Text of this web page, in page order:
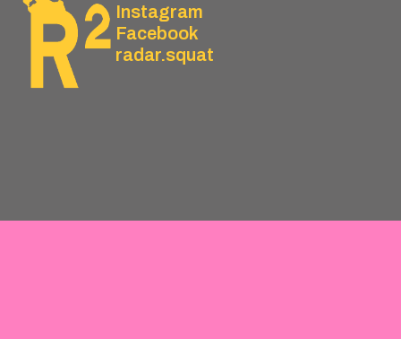
Instagram
Facebook
radar.squat